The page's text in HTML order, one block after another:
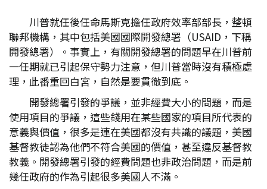
川普就任後任命馬斯克擔任政府效率部部長，整頓
聯邦機構，其中包括美國國際開發總署（USAID，下稱
開發總署）。事實上，有關開發總署的問題早在川普前
一任期就已引起保守勢力注意，但川普當時沒有積極處
理，此番重回白宮，自然是要貫徹到底。
開發總署引發的爭議，並非經費大小的問題，而是
使用項目的爭議，這些錢用在某些國家的項目所代表的
意義與價值，很多是連在美國都沒有共識的議題，美國
基督教徒認為他們不符合美國的價值，甚至違反基督教
教義。開發總署引發的經費問題也非政治問題，而是前
幾任政府的作為引起很多美國人不滿。